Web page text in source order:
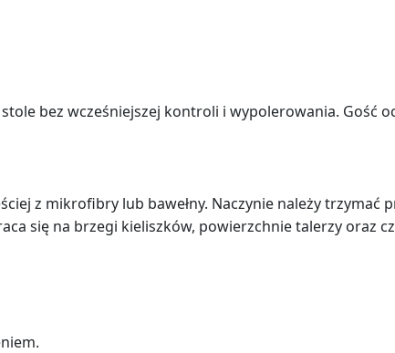
bez wcześniejszej kontroli i wypolerowania. Gość
z mikrofibry lub bawełny. Naczynie należy trzymać
się na brzegi kieliszków, powierzchnie talerzy oraz